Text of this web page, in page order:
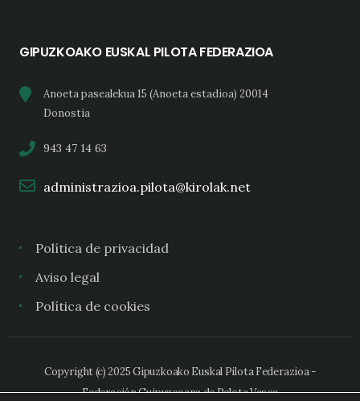
GIPUZKOAKO EUSKAL PILOTA FEDERAZIOA
Anoeta pasealekua 15 (Anoeta estadioa) 20014
Donostia
943 47 14 63
administrazioa.pilota@kirolak.net
Política de privacidad
Aviso legal
Política de cookies
Copyright (c) 2025 Gipuzkoako Euskal Pilota Federazioa -
Federación Guipuzcoana de Pelota Vasca